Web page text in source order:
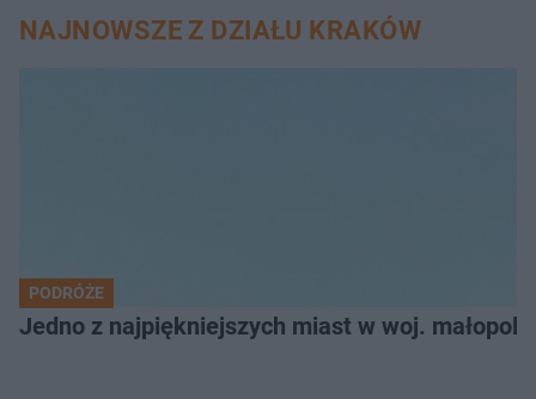
NAJNOWSZE Z DZIAŁU KRAKÓW
PODRÓŻE
Jedno z najpiękniejszych miast w woj.